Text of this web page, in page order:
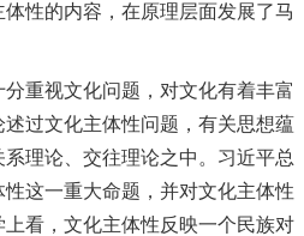
性的内容，在原理层面发展了马
视文化问题，对文化有着丰富
过文化主体性问题，有关思想蕴
理论、交往理论之中。习近平总
这一重大命题，并对文化主体性
看，文化主体性反映一个民族对